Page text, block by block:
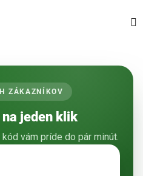
ZÁKAZNÍKOV
jeden klik
vám príde do pár minút.